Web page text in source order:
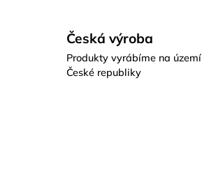
Česká výroba
Produkty vyrábíme na území
České republiky